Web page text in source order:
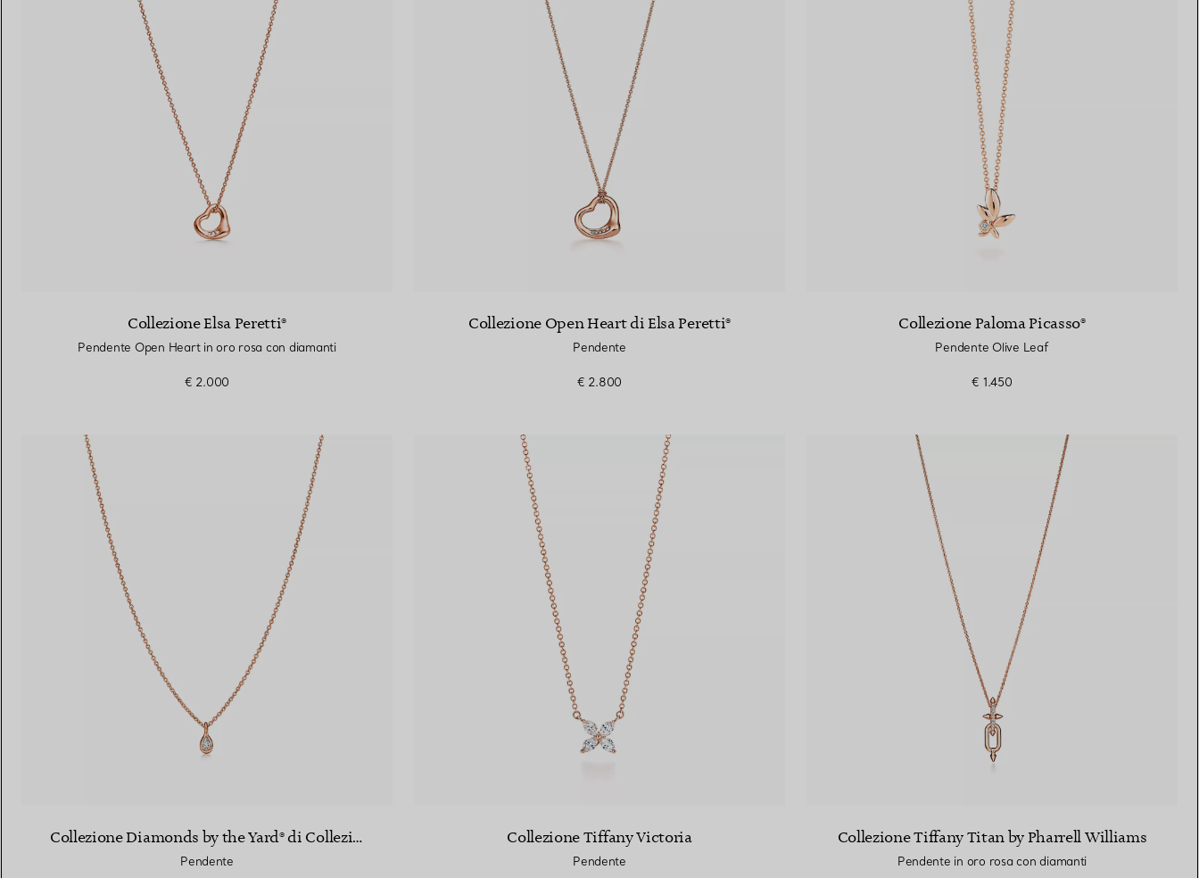
Collezione Elsa Peretti®
Pendente Open Heart in oro rosa con diamanti
€ 2.000
Collezione Open Heart di Elsa Peretti®
Pendente
€ 2.800
Collezione Paloma Picasso®
Pendente Olive Leaf
€ 1.450
Collezione Diamonds by the Yard® di Collezione Elsa Peretti®
Pendente
Collezione Tiffany Victoria
Pendente
Collezione Tiffany Titan by Pharrell Williams
Pendente in oro rosa con diamanti